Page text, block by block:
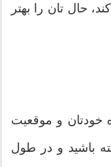
حال تان را بهتر
خودتان و موقعیت
باشید و در طول